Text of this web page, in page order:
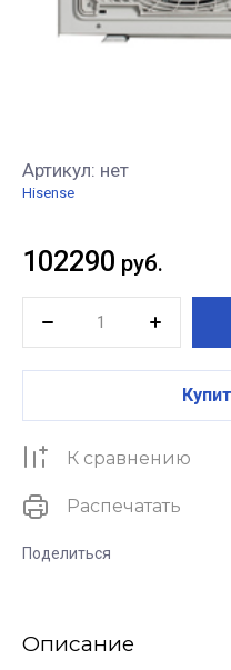
Артикул: нет
Hisense
102290 руб.
К сравнению
Поделиться
Распечатать
Описание